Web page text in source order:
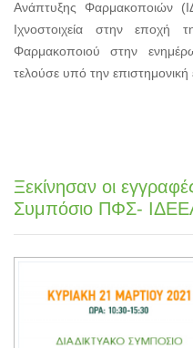
Ανάπτυξης Φαρμακοποιών
Ιχνοστοιχεία στην
Φαρμακοποιού στην
τελούσε υπό την επιστημονική
Ξεκίνησαν οι
Συμπόσιο ΠΦΣ-